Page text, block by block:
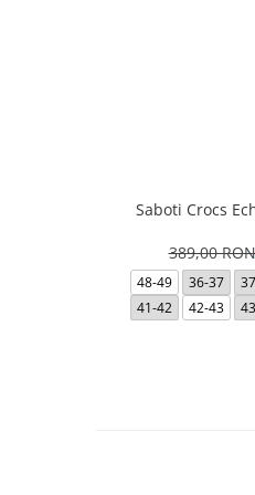
Saboti Crocs
389,00
48-49 36-37
41-42
42-43